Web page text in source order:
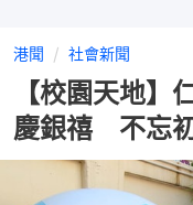
港聞 社會新聞
【校園天地】
慶銀禧 不忘